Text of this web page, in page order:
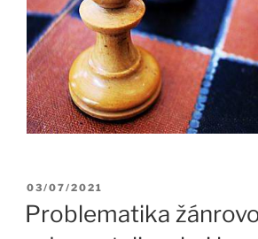
Publikované
03/07/2021
Problematika